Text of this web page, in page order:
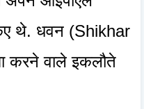
थे. धवन (Shikhar
करने वाले इकलौते